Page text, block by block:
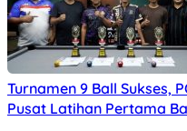
Turnamen 9 Ball Sukses,
Pusat Latihan Pertama